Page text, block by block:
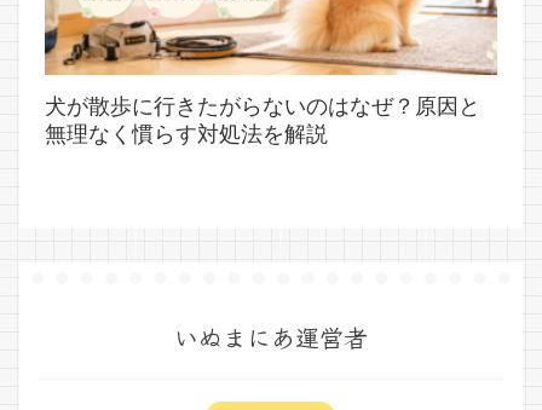
犬が散歩に行きたがらないのはなぜ？原因と
無理なく慣らす対処法を解説
いぬまにあ運営者